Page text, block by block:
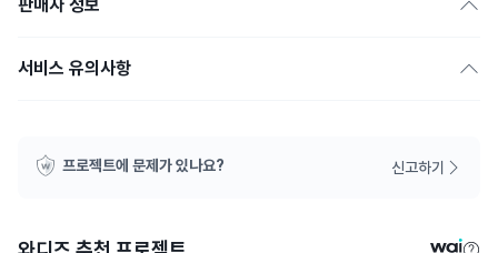
판매자 정보
서비스 유의사항
프로젝트에 문제가 있나요? 신고하기